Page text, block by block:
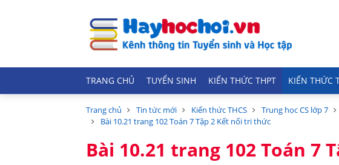
TRANG CHỦ TUYỂN SINH KIẾN THỨC THPT KIẾN THỨC
Trang chủ Tin tức mới Kiến thức THCS Trung học CS lớp 7
Bài 10.21 trang 102 Toán 7 Tập 2 Kết nối tri thức
Bài 10.21 trang 102 Toán 7